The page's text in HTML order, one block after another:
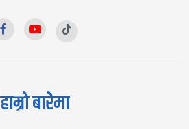
हाम्रो बारेमा